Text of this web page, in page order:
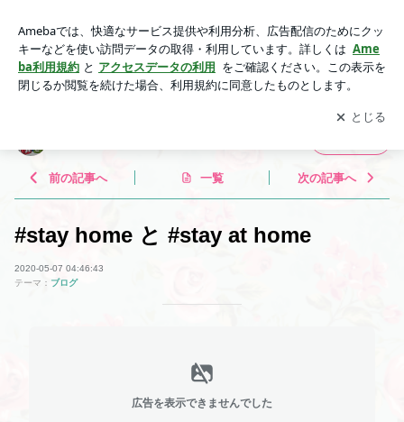
アプリをダウンロードして ブログの更新通知
を受け取りまし
ょう。
開く
前の記事へ 一覧 次の記事へ
#stay home と #stay at home
2020-05-07 04:46:43
テーマ： ブログ
広告を表示できませんでした